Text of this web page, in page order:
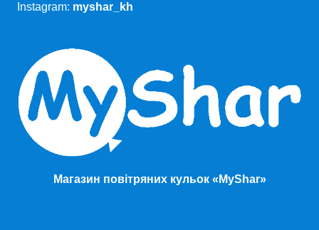
Instagram: myshar_kh
Магазин повітряних кульок «MyShar»